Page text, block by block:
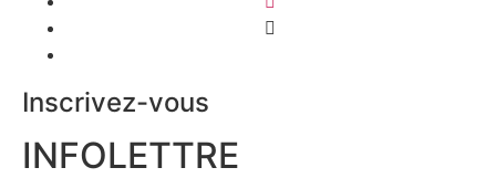
Inscrivez-vous
INFOLETTRE